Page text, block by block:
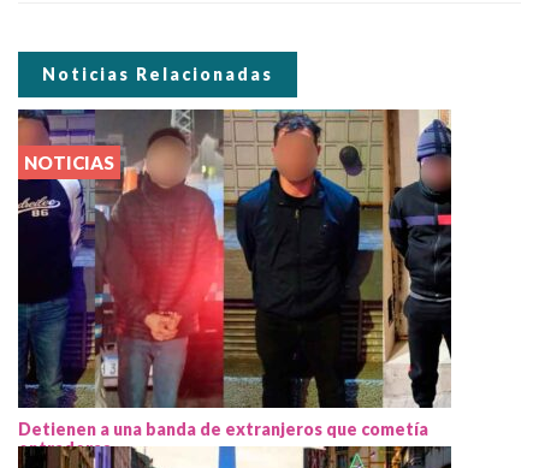
Noticias Relacionadas
NOTICIAS
Detienen a una banda de extranjeros que cometía
entraderas